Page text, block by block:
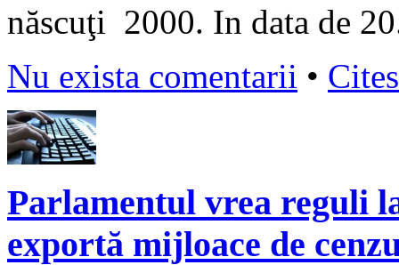
născuţi 2000. In data de
Nu exista comentarii •
Parlamentul vrea reguli
exportă mijloace de